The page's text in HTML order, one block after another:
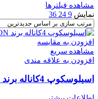
مشاهده فیلترها
نمایش 9
24
36
افزودن به مقایسه
مشاهده سریع
افزودن به علاقه مندی
اسیلوسکوپ 4کاناله برند OWON مدل TDS-8204